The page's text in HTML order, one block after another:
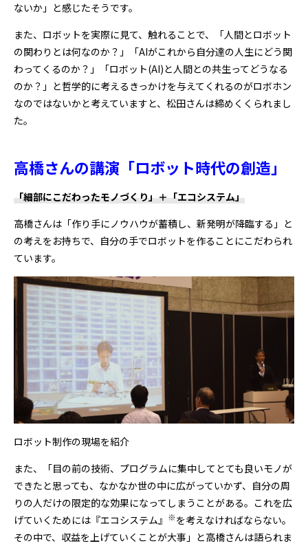
ないか」と感じたそうです。
また、ロボットを実際に見て、触れることで、「人間とロボット
の関わりとは何なのか？」「AIがこれから自分達の人生にどう関
わってくるのか？」「ロボット(AI)と人間との共生ってどうなる
のか？」と哲学的に考えるきっかけを与えてくれるのがロボホン
なのではないかと考えていますと、松田さんは締めくくられまし
た。
高橋さんの講演「ロボット時代の創造」
「細部にこだわったモノづくり」＋「エコシステム」
高橋さんは「作り手にノウハウが蓄積し、新発明が降臨する」と
の考えをお持ちで、自分の手でロボットを作ることにこだわられ
ています。
ロボット制作の現場を紹介
また、「目の前の技術、プログラムに集中してとても良いモノが
できたと思っても、なかなか世の中に広がっていかず、自分の周
りの人だけの限定的な効果になってしまうことがある。これを広
げていくためには『エコシステム』 ※を考えなければならない。
その中で、収益を上げていくことが大事」と高橋さんは語られま